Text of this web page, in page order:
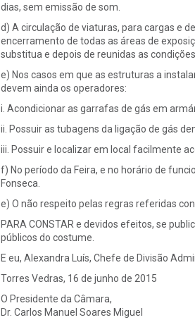
dias, sem emissão de som.
d) A circulação de viaturas, para cargas e
encerramento de todas as áreas de
substitua e depois de reunidas as
e) Nos casos em que as estruturas a
devem ainda os operadores:
i. Acondicionar as garrafas de gás em
ii. Possuir as tubagens da ligação de gás
iii. Possuir e localizar em local facilmente
f) No período da Feira, e no horário de
Fonseca.
e) O não respeito pelas regras referidas
PARA CONSTAR e devidos efeitos, se
públicos do costume.
E eu, Alexandra Luís, Chefe de Divisão
Torres Vedras, 16 de junho de 2015
O Presidente da Câmara,
Dr. Carlos Manuel Soares Miguel